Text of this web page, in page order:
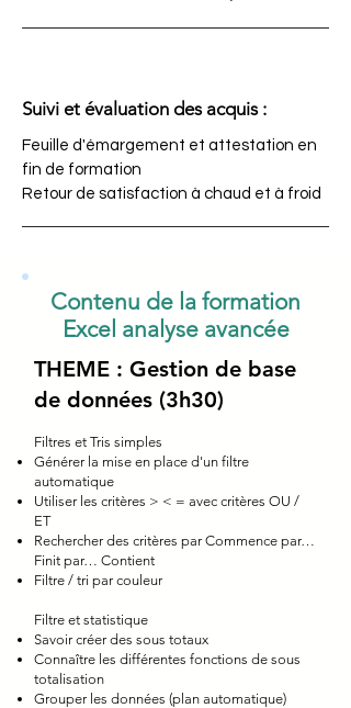
Suivi et évaluation des acquis :
Feuille d'émargement et attestation en
fin de formation
Retour de satisfaction à chaud et à froid
Contenu de la formation
Excel analyse avancée
THEME : Gestion de base
de données (3h30)
Filtres et Tris simples
Générer la mise en place d'un filtre
automatique
Utiliser les critères > < = avec critères OU /
ET
Rechercher des critères par Commence par…
Finit par… Contient
Filtre / tri par couleur
Filtre et statistique
Savoir créer des sous totaux
Connaître les différentes fonctions de sous
totalisation
Grouper les données (plan automatique)